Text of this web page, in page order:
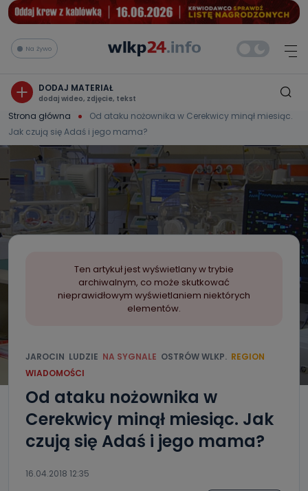
Na żywo
DODAJ MATERIAŁ
dodaj wideo, zdjęcie, tekst
Strona główna
Od ataku nożownika w Cerekwicy minął miesiąc.
Jak czują się Adaś i jego mama?
Ten artykuł jest wyświetlany w trybie
archiwalnym, co może skutkować
nieprawidłowym wyświetlaniem niektórych
elementów.
JAROCIN LUDZIE NA SYGNALE OSTRÓW WLKP. REGION
WIADOMOŚCI
Od ataku nożownika w
Cerekwicy minął miesiąc. Jak
czują się Adaś i jego mama?
16.04.2018 12:35